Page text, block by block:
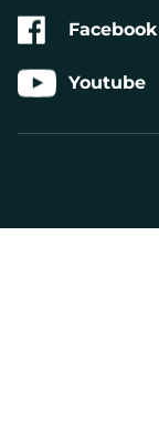
Facebook
Youtube